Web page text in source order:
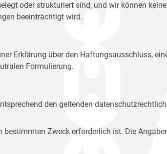
oder strukturiert sind, und wir können
beeinträchtigt wird.
Erklärung über den Haftungsausschluss,
Formulierung.
den geltenden
Zweck erforderlich ist. Die